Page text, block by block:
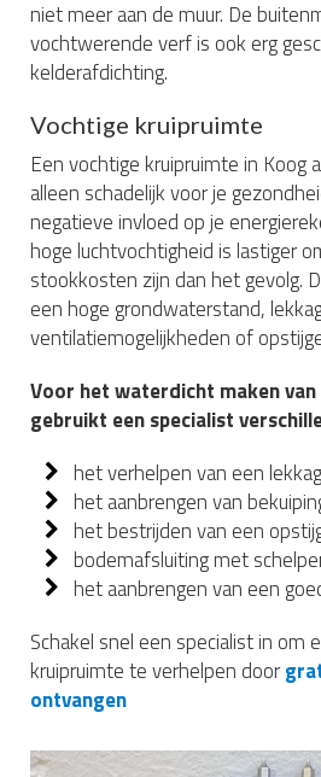
niet meer aan de muur. De
vochtwerende verf is ook erg
kelderafdichting.
Vochtige kruipruimte
Een vochtige kruipruimte in Koog
alleen schadelijk voor je
negatieve invloed op je
hoge luchtvochtigheid is lastiger
stookkosten zijn dan het gevolg.
een hoge grondwaterstand,
ventilatiemogelijkheden of
Voor het waterdicht maken
gebruikt een specialist
het verhelpen van een
het aanbrengen van
het bestrijden van een
bodemafsluiting met
het aanbrengen van een
Schakel snel een specialist in om
kruipruimte te verhelpen door
ontvangen